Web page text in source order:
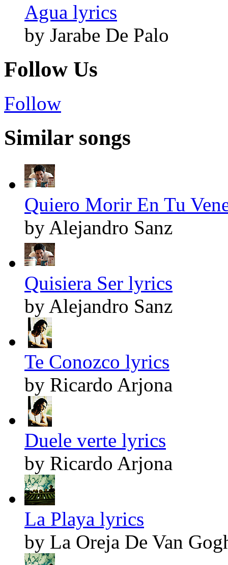
Agua lyrics
by Jarabe De Palo
Follow Us
Follow
Similar songs
Quiero Morir En Tu
by Alejandro Sanz
Quisiera Ser lyrics
by Alejandro Sanz
Te Conozco lyrics
by Ricardo Arjona
Duele verte lyrics
by Ricardo Arjona
La Playa lyrics
by La Oreja De Van